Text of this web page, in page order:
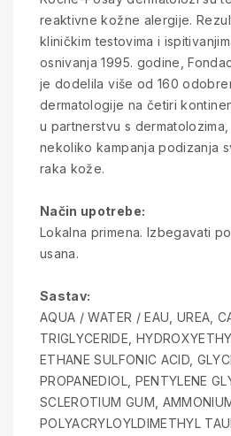
reaktivne kožne alergije.
kliničkim testovima i
osnivanja 1995. godine,
je dodelila više od 160
dermatologije na četiri
u partnerstvu s
nekoliko kampanja podizanja
raka kože.
Način upotrebe:
Lokalna primena. Izbegavati
usana.
Sastav:
AQUA / WATER / EAU, UREA,
TRIGLYCERIDE,
ETHANE SULFONIC ACID,
PROPANEDIOL, PENTYLENE
SCLEROTIUM GUM,
POLYACRYLOYLDIMETHYL